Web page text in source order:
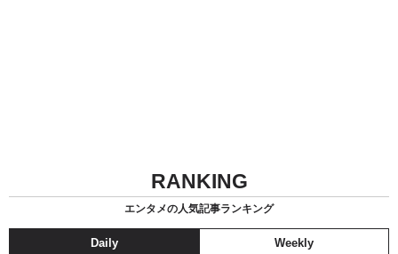
RANKING
エンタメの人気記事ランキング
Daily Weekly